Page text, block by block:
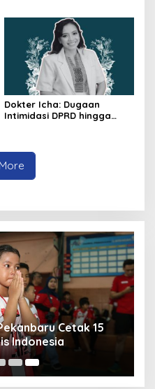
Dokter Icha: Dugaan
Intimidasi DPRD hingga
Cetak 15
Indonesia